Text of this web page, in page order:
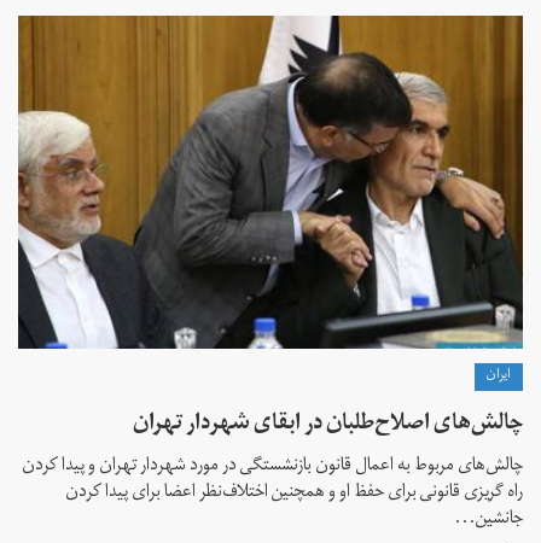
ايران
چالش‌های اصلاح‌طلبان در ابقای شهردار تهران
چالش‌های مربوط به اعمال قانون بازنشستگی در مورد شهردار تهران و پیدا کردن
راه گریزی قانونی برای حفظ او و همچنین اختلاف‌نظر اعضا برای پیدا کردن
جانشین...